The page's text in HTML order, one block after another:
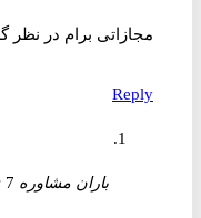
مجازاتی برام در نظر
Reply
باران مشاوره says 7 سال ago